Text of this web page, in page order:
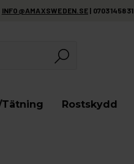
INFO@AMAXSWEDEN.SE | 0703145831
Rostskydd